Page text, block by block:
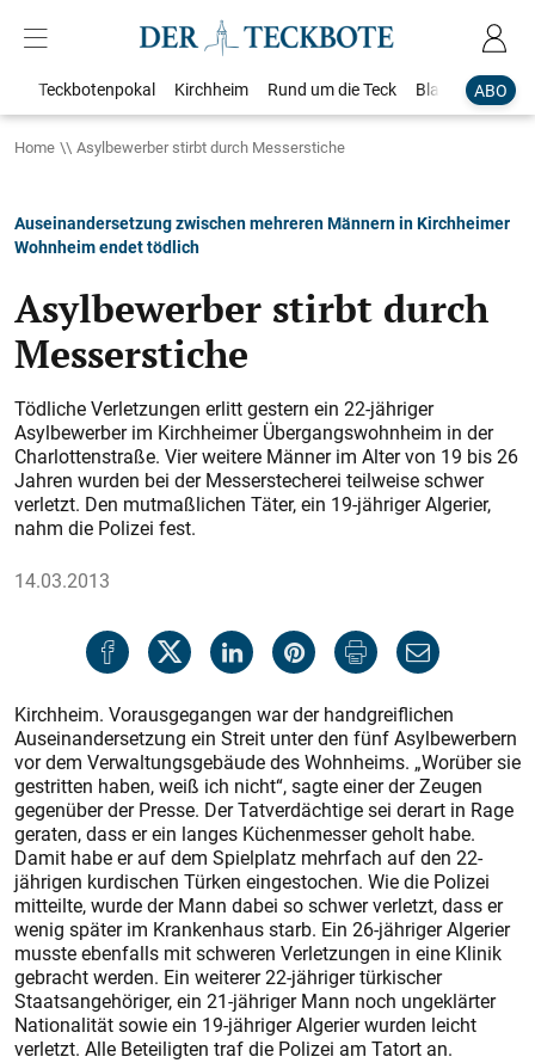
ABO
Teckbotenpokal Kirchheim Rund um die Teck Blaulicht
Home Asylbewerber stirbt durch Messerstiche
Auseinandersetzung zwischen mehreren Männern in Kirchheimer
Wohnheim endet tödlich
Asylbewerber stirbt durch
Messerstiche
Tödliche Verletzungen erlitt gestern ein 22-jähriger
Asylbewerber im Kirchheimer Übergangswohnheim in der
Charlottenstraße. Vier weitere Männer im Alter von 19 bis 26
Jahren wurden bei der Messerstecherei teilweise schwer
verletzt. Den mutmaßlichen Täter, ein 19-jähriger Algerier,
nahm die Polizei fest.
14.03.2013
Kirchheim. Vorausgegangen war der handgreiflichen
Auseinandersetzung ein Streit unter den fünf Asylbewerbern
vor dem Verwaltungsgebäude des Wohnheims. „Worüber sie
gestritten haben, weiß ich nicht“, sagte einer der Zeugen
gegenüber der Presse. Der Tatverdächtige sei derart in Rage
geraten, dass er ein langes Küchenmesser geholt habe.
Damit habe er auf dem Spielplatz mehrfach auf den 22-
jährigen kurdischen Türken eingestochen. Wie die Polizei
mitteilte, wurde der Mann dabei so schwer verletzt, dass er
wenig später im Krankenhaus starb. Ein 26-jähriger Algerier
musste ebenfalls mit schweren Verletzungen in eine Klinik
gebracht werden. Ein weiterer 22-jähriger türkischer
Staatsangehöriger, ein 21-jähriger Mann noch ungeklärter
Nationalität sowie ein 19-jähriger Algerier wurden leicht
verletzt. Alle Beteiligten traf die Polizei am Tatort an.